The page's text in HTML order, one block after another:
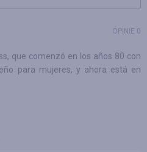
OPINIE 0
que comenzó en los años 80 con
para mujeres, y ahora está en